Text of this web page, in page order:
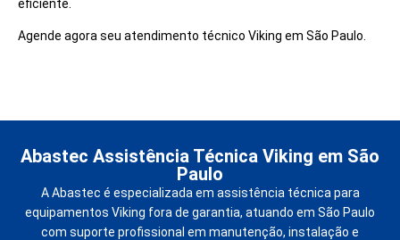
eficiente.
Agende agora seu atendimento técnico Viking em São Paulo.
Abastec Assistência Técnica Viking em São
Paulo
A Abastec é especializada em assistência técnica para
equipamentos Viking fora de garantia, atuando em São Paulo
com suporte profissional em manutenção, instalação e